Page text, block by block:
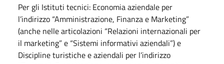
Per gli Istituti tecnici: Economia aziendale per
l’indirizzo “Amministrazione, Finanza e Marketing”
(anche nelle articolazioni “Relazioni internazionali per
il marketing” e “Sistemi informativi aziendali”) e
Discipline turistiche e aziendali per l’indirizzo